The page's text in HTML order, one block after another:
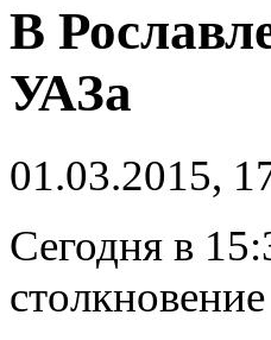
В
УАЗа
01.03.2015,
Сегодня в